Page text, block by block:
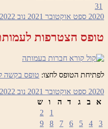
31
2020 ספט אוקטובר 2021 נוב 2022
טופס הצטרפות
לפתיחת הטופס לחצו: טופס בקשה
2020 ספט אוקטובר 2021 נוב 2022
א
ב ג ד ה ו
ש
1
2
3
4
5
6
7
8
9